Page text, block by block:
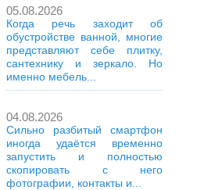
05.08.2026
Когда речь заходит об
обустройстве ванной, многие
представляют себе плитку,
сантехнику и зеркало. Но
именно мебель...
04.08.2026
Сильно разбитый смартфон
иногда удаётся временно
запустить и полностью
скопировать с него
фотографии, контакты и...